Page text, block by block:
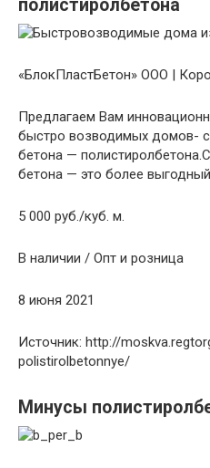
полистиролбетона
«БлокПластБетон» ООО |
Предлагаем Вам
быстро возводимых домов-
бетона —
бетона — это более
5 000 руб./куб. м.
В наличии / Опт и розница
8 июня 2021
Источник: http://
polistirolbetonnye/
Минусы